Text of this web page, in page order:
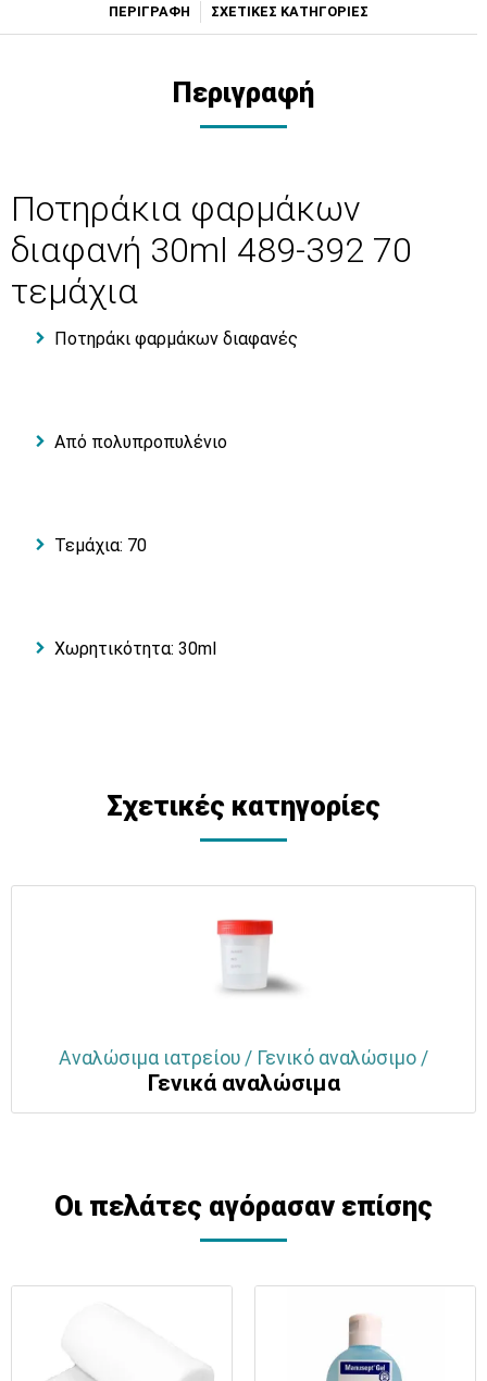
ΠΕΡΙΓΡΑΦΗ ΣΧΕΤΙΚΕΣ ΚΑΤΗΓΟΡΙΕΣ
Περιγραφή
Ποτηράκια φαρμάκων
διαφανή 30ml 489-392 70
τεμάχια
Ποτηράκι φαρμάκων διαφανές
Από πολυπροπυλένιο
Τεμάχια: 70
Χωρητικότητα: 30ml
Σχετικές κατηγορίες
Αναλώσιμα ιατρείου / Γενικό αναλώσιμο /
Γενικά αναλώσιμα
Οι πελάτες αγόρασαν επίσης